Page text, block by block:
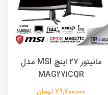
مانیتور 27 اینچ MSI مدل
MAG271CQR
79,700,000 تومان